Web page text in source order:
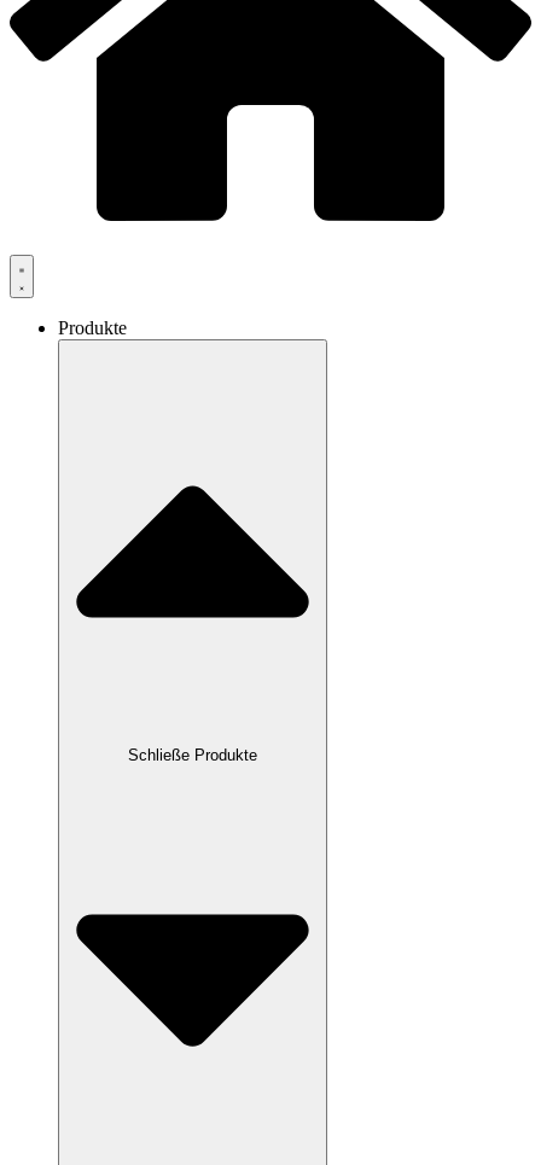
Produkte
Schließe Produkte